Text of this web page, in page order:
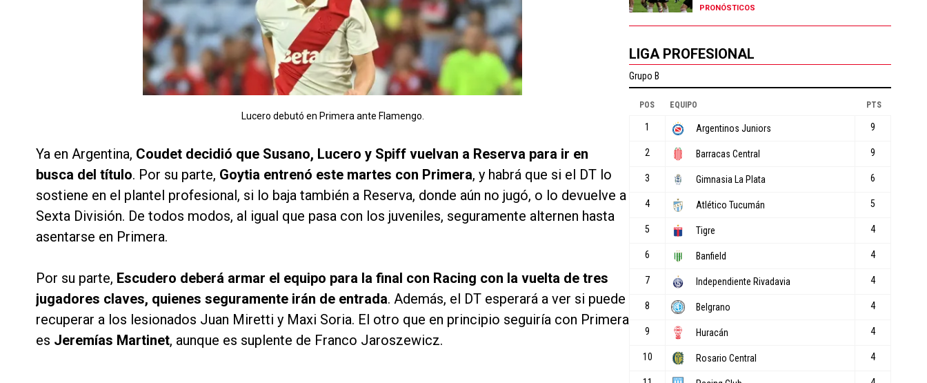
Lucero debutó en Primera ante Flamengo.
Ya en Argentina, Coudet decidió que Susano, Lucero y Spiff vuelvan a Reserva para ir en
busca del título. Por su parte, Goytia entrenó este martes con Primera, y habrá que si el DT lo
sostiene en el plantel profesional, si lo baja también a Reserva, donde aún no jugó, o lo devuelve a
Sexta División. De todos modos, al igual que pasa con los juveniles, seguramente alternen hasta
asentarse en Primera.
Por su parte, Escudero deberá armar el equipo para la final con Racing con la vuelta de tres
jugadores claves, quienes seguramente irán de entrada. Además, el DT esperará a ver si puede
recuperar a los lesionados Juan Miretti y Maxi Soria. El otro que en principio seguiría con Primera
es Jeremías Martinet, aunque es suplente de Franco Jaroszewicz.
PRONÓSTICOS
LIGA PROFESIONAL